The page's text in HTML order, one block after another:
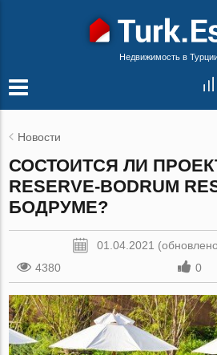
Недвижимость в
Новости
СОСТОИТСЯ ЛИ
RESERVE-BODRUM
БОДРУМЕ?
01.04.2021
4380
0